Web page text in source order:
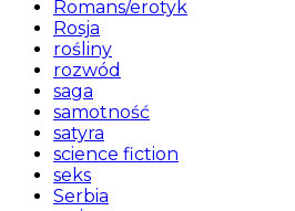
Romans/erotyk
Rosja
rośliny
rozwód
saga
samotność
satyra
science fiction
seks
Serbia